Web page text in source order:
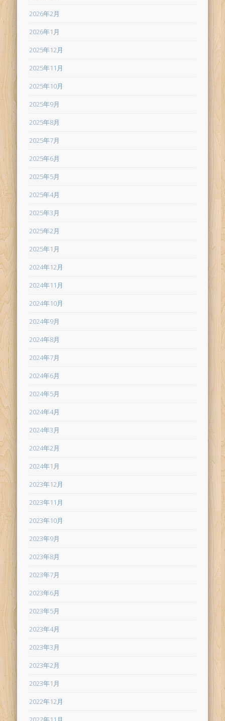
2026年2月
2026年1月
2025年12月
2025年11月
2025年10月
2025年9月
2025年8月
2025年7月
2025年6月
2025年5月
2025年4月
2025年3月
2025年2月
2025年1月
2024年12月
2024年11月
2024年10月
2024年9月
2024年8月
2024年7月
2024年6月
2024年5月
2024年4月
2024年3月
2024年2月
2024年1月
2023年12月
2023年11月
2023年10月
2023年9月
2023年8月
2023年7月
2023年6月
2023年5月
2023年4月
2023年3月
2023年2月
2023年1月
2022年12月